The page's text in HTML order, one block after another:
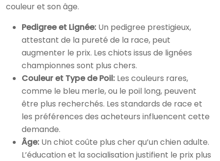
couleur et son âge.
Pedigree et Lignée: Un pedigree prestigieux,
attestant de la pureté de la race, peut
augmenter le prix. Les chiots issus de lignées
championnes sont plus chers.
Couleur et Type de Poil: Les couleurs rares,
comme le bleu merle, ou le poil long, peuvent
être plus recherchés. Les standards de race et
les préférences des acheteurs influencent cette
demande.
Âge: Un chiot coûte plus cher qu’un chien adulte.
L’éducation et la socialisation justifient le prix plus